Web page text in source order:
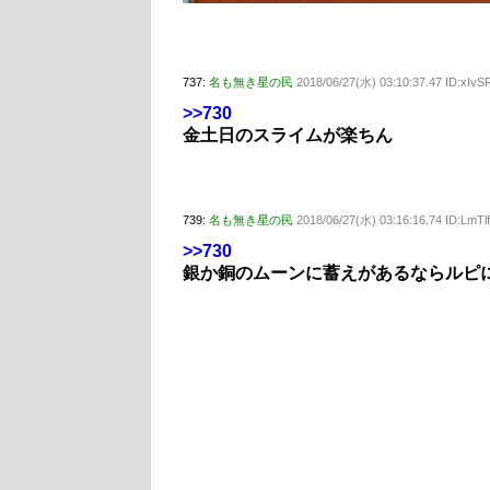
737: 名も無き星の民 2018/06/27(水) 03:10:37.47
>>730
金土日のスライムが楽ちん
739: 名も無き星の民 2018/06/27(水) 03:16:16.74
>>730
銀か銅のムーンに蓄えがあるならルピ